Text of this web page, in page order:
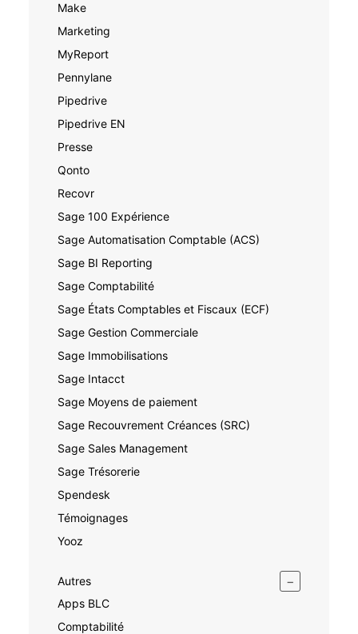
Make
Marketing
MyReport
Pennylane
Pipedrive
Pipedrive EN
Presse
Qonto
Recovr
Sage 100 Expérience
Sage Automatisation Comptable (ACS)
Sage BI Reporting
Sage Comptabilité
Sage États Comptables et Fiscaux (ECF)
Sage Gestion Commerciale
Sage Immobilisations
Sage Intacct
Sage Moyens de paiement
Sage Recouvrement Créances (SRC)
Sage Sales Management
Sage Trésorerie
Spendesk
Témoignages
Yooz
Autres −
Apps BLC
Comptabilité